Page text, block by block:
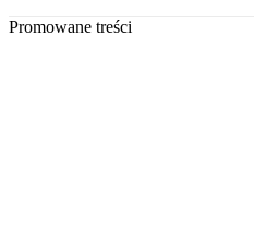
Promowane treści